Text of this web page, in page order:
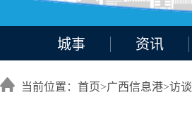
城事 资讯
当前位置：首页>广西信息港>访谈